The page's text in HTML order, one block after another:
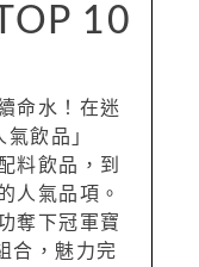
10
命水！在迷
飲品」
料飲品，到
人氣品項。
奪下冠軍寶
合，魅力完